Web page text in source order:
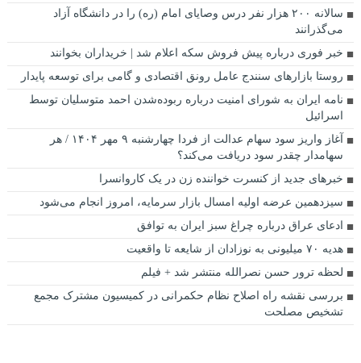
سالانه ۲۰۰ هزار نفر درس وصایای امام (ره) را در دانشگاه آزاد
می‌گذرانند
خبر فوری درباره پیش فروش سکه اعلام شد | خریداران بخوانند
روستا بازارهای سنندج عامل رونق اقتصادی و گامی برای توسعه پایدار
نامه ایران به شورای امنیت درباره ربوده‌شدن احمد متوسلیان توسط
اسرائیل
آغاز واریز سود سهام عدالت از فردا چهارشنبه ۹ مهر ۱۴۰۴ / هر
سهامدار چقدر سود دریافت می‌کند؟
خبرهای جدید از کنسرت خواننده زن در یک کاروانسرا
سیزدهمین عرضه اولیه امسال بازار سرمایه، امروز انجام می‌شود
ادعای عراق درباره چراغ سبز ایران به توافق
هدیه ۷۰ میلیونی به نوزادان از شایعه تا واقعیت
لحظه ترور حسن نصرالله منتشر شد + فیلم
بررسی نقشه راه اصلاح نظام حکمرانی در کمیسیون مشترک مجمع
تشخیص مصلحت